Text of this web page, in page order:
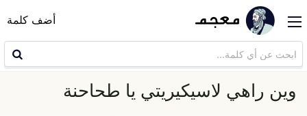
أضف كلمة
وين راهي لاسيكيريتي يا طحاحنة